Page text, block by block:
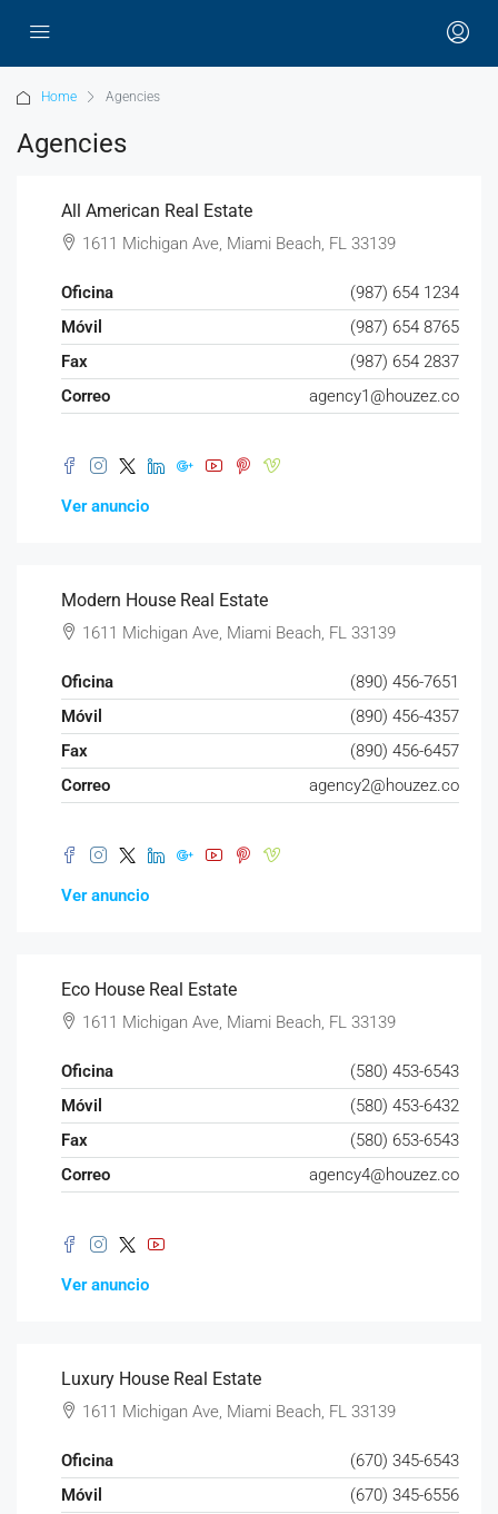
Home Agencies
Agencies
All American Real Estate
1611 Michigan Ave, Miami Beach, FL 33139
Oficina
(987) 654 1234
Móvil
(987) 654 8765
Fax
(987) 654 2837
Correo
agency1@houzez.co
Ver anuncio
Modern House Real Estate
1611 Michigan Ave, Miami Beach, FL 33139
Oficina
(890) 456-7651
Móvil
(890) 456-4357
Fax
(890) 456-6457
Correo
agency2@houzez.co
Ver anuncio
Eco House Real Estate
1611 Michigan Ave, Miami Beach, FL 33139
Oficina
(580) 453-6543
Móvil
(580) 453-6432
Fax
(580) 653-6543
Correo
agency4@houzez.co
Ver anuncio
Luxury House Real Estate
1611 Michigan Ave, Miami Beach, FL 33139
Oficina
(670) 345-6543
Móvil
(670) 345-6556